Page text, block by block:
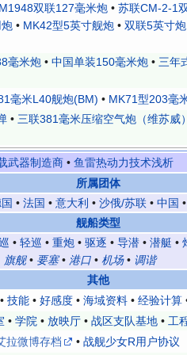
双联127毫米炮 • 苏联СМ-2-1
• MK42型5英寸舰炮 • 双联5英寸
毫米炮 • 中国单装150毫米炮 • 三年
毫米L40舰炮(BM) • MK71型203毫
• 三联381毫米压缩空气炮（维苏威
武器制造商 • 鱼雷热动力技术浅析
所属团体
• 法国 • 意大利 • 沙俄/苏联 • 中国
舰船类型
• 轻巡 • 重炮 • 驱逐 • 导潜 • 潜艇 •
旗舰• 要塞• 港口• 机场• 调谐
其他
• 技能• 好感度• 海域资料• 经验计算
• 学院• 放映厅• 战区支队基地• 工
拉微博存档 • 战舰少女R用户协议